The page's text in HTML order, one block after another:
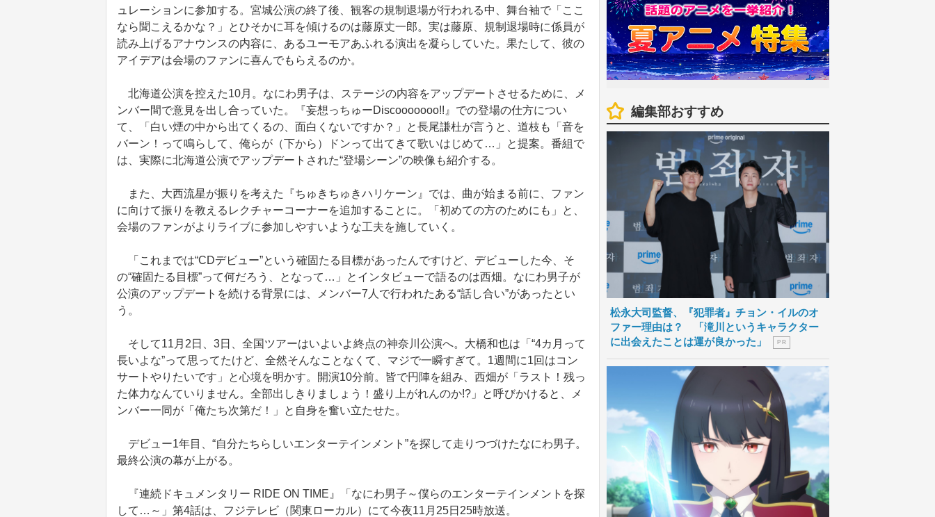
ュレーションに参加する。宮城公演の終了後、観客の規制退場が行われる中、舞台袖で「ここ
なら聞こえるかな？」とひそかに耳を傾けるのは藤原丈一郎。実は藤原、規制退場時に係員が
読み上げるアナウンスの内容に、あるユーモアあふれる演出を凝らしていた。果たして、彼の
アイデアは会場のファンに喜んでもらえるのか。
北海道公演を控えた10月。なにわ男子は、ステージの内容をアップデートさせるために、メ
ンバー間で意見を出し合っていた。『妄想っちゅーDiscooooooo!!』での登場の仕方につい
て、「白い煙の中から出てくるの、面白くないですか？」と長尾謙杜が言うと、道枝も「音を
バーン！って鳴らして、俺らが（下から）ドンって出てきて歌いはじめて…」と提案。番組で
は、実際に北海道公演でアップデートされた“登場シーン”の映像も紹介する。
また、大西流星が振りを考えた『ちゅきちゅきハリケーン』では、曲が始まる前に、ファン
に向けて振りを教えるレクチャーコーナーを追加することに。「初めての方のためにも」と、
会場のファンがよりライブに参加しやすいような工夫を施していく。
「これまでは“CDデビュー”という確固たる目標があったんですけど、デビューした今、そ
の“確固たる目標”って何だろう、となって…」とインタビューで語るのは西畑。なにわ男子が
公演のアップデートを続ける背景には、メンバー7人で行われたある“話し合い”があったとい
う。
そして11月2日、3日、全国ツアーはいよいよ終点の神奈川公演へ。大橋和也は「“4カ月って
長いよな”って思ってたけど、全然そんなことなくて、マジで一瞬すぎて。1週間に1回はコン
サートやりたいです」と心境を明かす。開演10分前。皆で円陣を組み、西畑が「ラスト！残っ
た体力なんていりません。全部出しきりましょう！盛り上がれんのか!?」と呼びかけると、メ
ンバー一同が「俺たち次第だ！」と自身を奮い立たせた。
デビュー1年目、“自分たちらしいエンターテインメント”を探して走りつづけたなにわ男子。
最終公演の幕が上がる。
『連続ドキュメンタリー RIDE ON TIME』「なにわ男子～僕らのエンターテインメントを探
して…～」第4話は、フジテレビ（関東ローカル）にて今夜11月25日25時放送。
編集部おすすめ
松永大司監督、『犯罪者』チョン・イルのオ
ファー理由は？ 「滝川というキャラクター
に出会えたことは運が良かった」
P R